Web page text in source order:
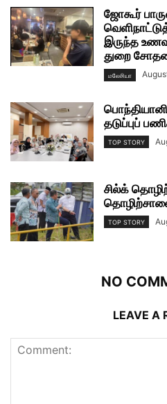
ஜோகூர்
இருந்த
துறை
மலேசியா
தடுப்புப்
TOP STORY
சில்க்
TOP STORY
NO
LEAVE A